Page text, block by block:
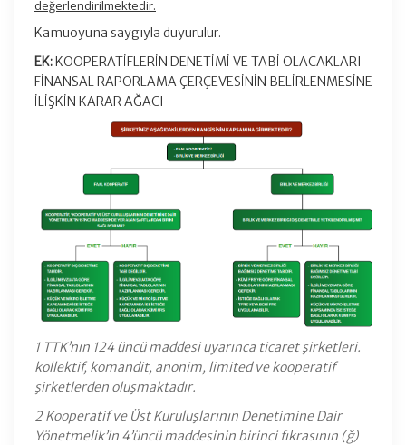
değerlendirilmektedir.
Kamuoyuna saygıyla duyurulur.
EK:KOOPERATİFLERİN DENETİMİ VE TABİ OLACAKLARI
FİNANSAL RAPORLAMA ÇERÇEVESİNİN BELİRLENMESİNE
İLİŞKİN KARAR AĞACI
1 TTK’nın 124 üncü maddesi uyarınca ticaret şirketleri.
kollektif, komandit, anonim, limited ve kooperatif
şirketlerden oluşmaktadır.
2 Kooperatif ve Üst Kuruluşlarının Denetimine Dair
Yönetmelik’in 4’üncü maddesinin birinci fıkrasının (ğ)